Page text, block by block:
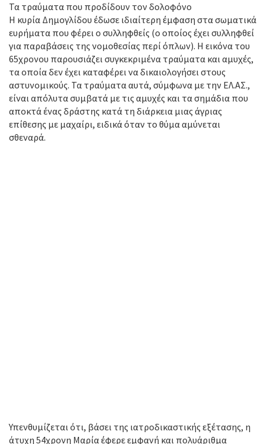
Τα τραύματα που προδίδουν τον δολοφόνο
Η κυρία Δημογλίδου έδωσε ιδιαίτερη έμφαση στα σωματικά
ευρήματα που φέρει ο συλληφθείς (ο οποίος έχει συλληφθεί
για παραβάσεις της νομοθεσίας περί όπλων). Η εικόνα του
65χρονου παρουσιάζει συγκεκριμένα τραύματα και αμυχές,
τα οποία δεν έχει καταφέρει να δικαιολογήσει στους
αστυνομικούς. Τα τραύματα αυτά, σύμφωνα με την ΕΛ.ΑΣ.,
είναι απόλυτα συμβατά με τις αμυχές και τα σημάδια που
αποκτά ένας δράστης κατά τη διάρκεια μιας άγριας
επίθεσης με μαχαίρι, ειδικά όταν το θύμα αμύνεται
σθεναρά.
Υπενθυμίζεται ότι, βάσει της ιατροδικαστικής εξέτασης, η
άτυχη 54χρονη Μαρία έφερε εμφανή και πολυάριθμα